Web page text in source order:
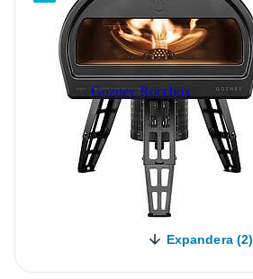
Gozney Roccbox
Expandera (2)